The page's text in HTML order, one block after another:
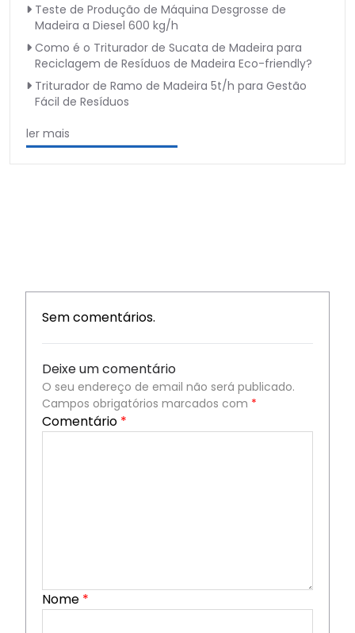
Teste de Produção de Máquina Desgrosse de
Madeira a Diesel 600 kg/h
Como é o Triturador de Sucata de Madeira para
Reciclagem de Resíduos de Madeira Eco-friendly?
Triturador de Ramo de Madeira 5t/h para Gestão
Fácil de Resíduos
ler mais
Sem comentários.
Deixe um comentário
O seu endereço de email não será publicado.
Campos obrigatórios marcados com *
Comentário *
Nome *